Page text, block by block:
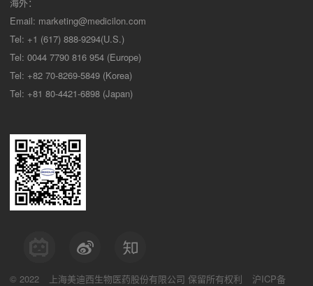
Email: marketing@medicilon.com
Tel: +1 (617) 888-9294(U.S.)
Tel: 0044 7790 816 954 (Europe)
Tel: +82 70-8269-5849 (Korea)
Tel: +81 80-4421-6898 (Japan)
© 2022 上海美迪西生物医药股份有限公司 保留所有权利 沪ICP备